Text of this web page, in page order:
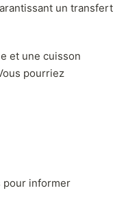
un transfert
et une cuisson
pourriez
pour informer